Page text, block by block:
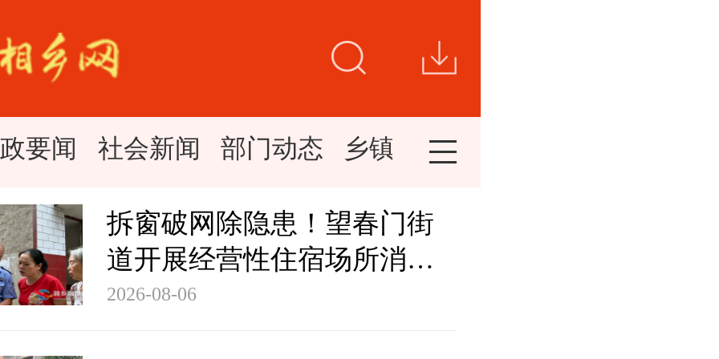
要闻 社会新闻 部门动态 乡镇新闻
拆窗破网除隐患！望春门街
道开展经营性住宿场所消防
专项整治
2026-08-06